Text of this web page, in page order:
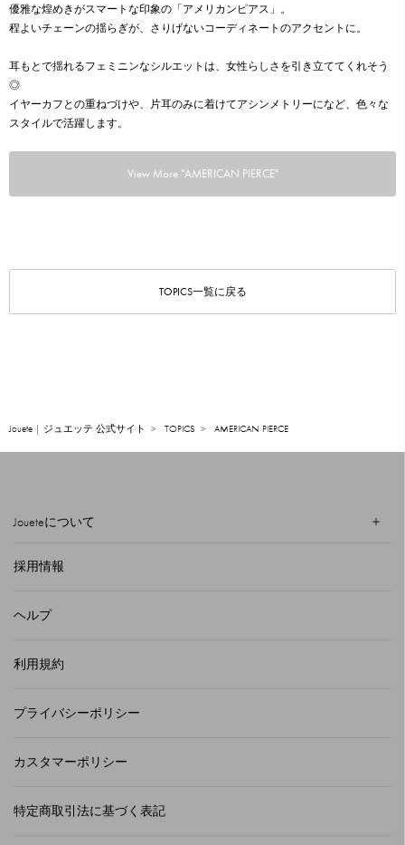
優雅な煌めきがスマートな印象の「アメリカンピアス」。
程よいチェーンの揺らぎが、さりげないコーディネートのアクセントに。
耳もとで揺れるフェミニンなシルエットは、女性らしさを引き立ててくれそう
◎
イヤーカフとの重ねづけや、片耳のみに着けてアシンメトリーになど、色々な
スタイルで活躍します。
View More "AMERICAN PIERCE"
TOPICS一覧に戻る
Jouete | ジュエッテ 公式サイト TOPICS AMERICAN PIERCE
Joueteについて
採用情報
ヘルプ
利用規約
プライバシーポリシー
カスタマーポリシー
特定商取引法に基づく表記